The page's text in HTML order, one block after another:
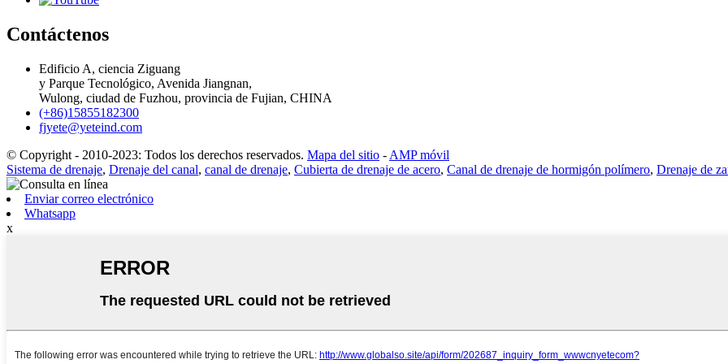
Contáctenos
Edificio A, ciencia Ziguang
y Parque Tecnológico, Avenida Jiangnan,
Wulong, ciudad de Fuzhou, provincia de Fujian, CHINA
(+86)15855182300
fjyete@yeteind.com
© Copyright - 2010-2023: Todos los derechos reservados. Mapa del sitio - AMP móvil
Sistema de drenaje, Drenaje del canal, canal de drenaje, Cubierta de drenaje de acero, Canal de drenaje de hormigón polímero, Drenaje de
Enviar correo electrónico
Whatsapp
x